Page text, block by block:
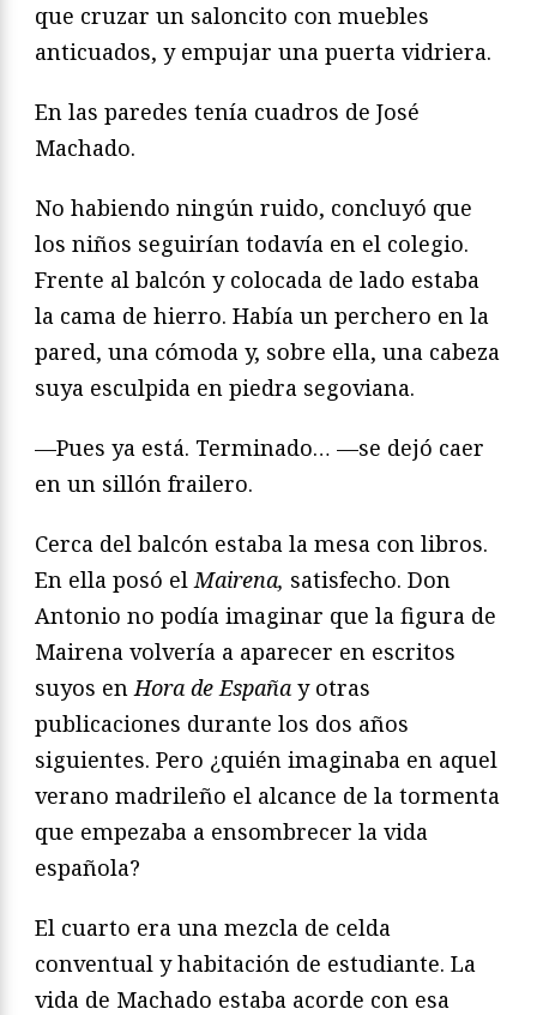
que cruzar un saloncito con muebles
anticuados, y empujar una puerta vidriera.
En las paredes tenía cuadros de José
Machado.
No habiendo ningún ruido, concluyó que
los niños seguirían todavía en el colegio.
Frente al balcón y colocada de lado estaba
la cama de hierro. Había un perchero en la
pared, una cómoda y, sobre ella, una cabeza
suya esculpida en piedra segoviana.
—Pues ya está. Terminado… —se dejó caer
en un sillón frailero.
Cerca del balcón estaba la mesa con libros.
En ella posó elMairena, satisfecho. Don
Antonio no podía imaginar que la figura de
Mairena volvería a aparecer en escritos
suyos enHora de España y otras
publicaciones durante los dos años
siguientes. Pero ¿quién imaginaba en aquel
verano madrileño el alcance de la tormenta
que empezaba a ensombrecer la vida
española?
El cuarto era una mezcla de celda
conventual y habitación de estudiante. La
vida de Machado estaba acorde con esa